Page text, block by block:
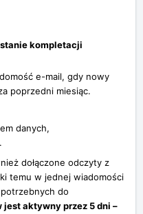
kompletacji
e-mail, gdy nowy
poprzedni miesiąc.
danych,
dołączone odczyty z
temu w jednej wiadomości
do
aktywny przez 5 dni –